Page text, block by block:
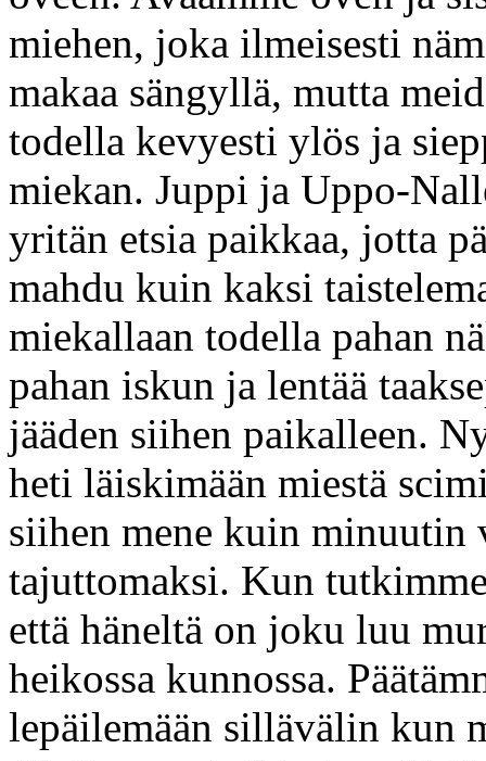
miehen, joka ilmeisesti
makaa sängyllä, mutta
todella kevyesti ylös ja
miekan. Juppi ja Uppo-
yritän etsia paikkaa, jotta
mahdu kuin kaksi
miekallaan todella pahan
pahan iskun ja lentää
jääden siihen paikalleen.
heti läiskimään miestä
siihen mene kuin minuutin
tajuttomaksi. Kun
että häneltä on joku luu
heikossa kunnossa.
lepäilemään sillävälin kun